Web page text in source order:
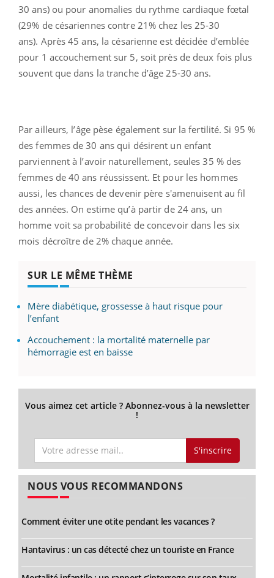
30 ans) ou pour anomalies du rythme cardiaque fœtal
(29% de césariennes contre 21% chez les 25-30
ans). Après 45 ans, la césarienne est décidée d’emblée
pour 1 accouchement sur 5, soit près de deux fois plus
souvent que dans la tranche d’âge 25-30 ans.
Par ailleurs, l’âge pèse également sur la fertilité. Si 95 %
des femmes de 30 ans qui désirent un enfant
parviennent à l’avoir naturellement, seules 35 % des
femmes de 40 ans réussissent. Et pour les hommes
aussi, les chances de devenir père s'amenuisent au fil
des années. On estime qu’à partir de 24 ans, un
homme voit sa probabilité de concevoir dans les six
mois décroître de 2% chaque année.
SUR LE MÊME THÈME
Mère diabétique, grossesse à haut risque pour
l’enfant
Accouchement : la mortalité maternelle par
hémorragie est en baisse
Vous aimez cet article ? Abonnez-vous à la newsletter
!
S'inscrire
NOUS VOUS RECOMMANDONS
Comment éviter une otite pendant les vacances ?
Hantavirus : un cas détecté chez un touriste en France